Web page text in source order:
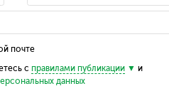
почте
с правилами публикации
и
данных